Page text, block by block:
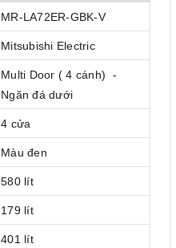
MR-LA72ER-GBK-V
Mitsubishi Electric
Multi Door ( 4 cánh) -
Ngăn đá dưới
4 cửa
Màu đen
580 lít
179 lít
401 lít